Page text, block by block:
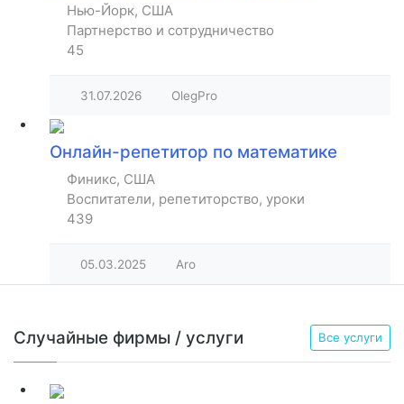
Нью-Йорк, США
Партнерство и сотрудничество
45
31.07.2026 OlegPro
Онлайн-репетитор по математике
Финикс, США
Воспитатели, репетиторство, уроки
439
05.03.2025 Aro
Случайные фирмы / услуги Все услуги